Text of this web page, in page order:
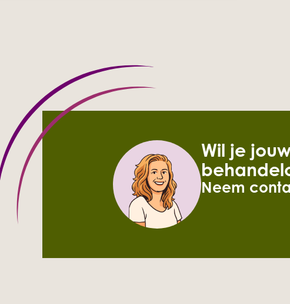
Wil je
Neem